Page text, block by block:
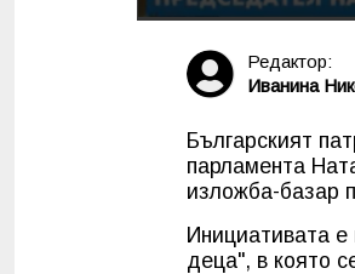
Редактор:
Иванина
Българският
парламента
изложба-базар
Инициативата
деца", в която